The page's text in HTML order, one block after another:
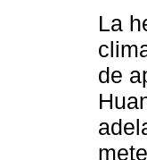
La
de